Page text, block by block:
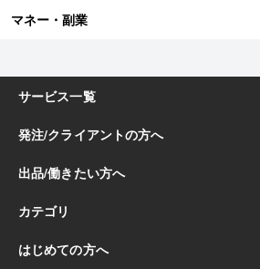
マネー・副業